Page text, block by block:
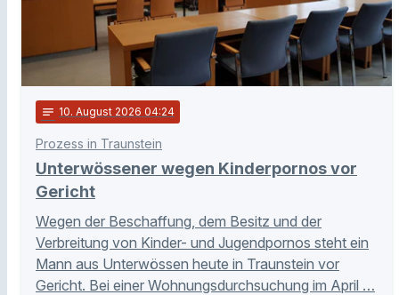
notes 10. August 2026 04:24
Prozess in Traunstein
Unterwössener wegen Kinderpornos vor
Gericht
Wegen der Beschaffung, dem Besitz und der
Verbreitung von Kinder- und Jugendpornos steht ein
Mann aus Unterwössen heute in Traunstein vor
Gericht. Bei einer Wohnungsdurchsuchung im April …